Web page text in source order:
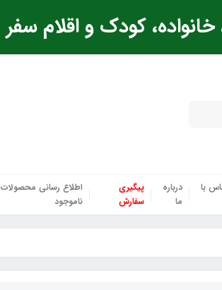
کودک و اقلام سفر
با
درباره
ما
پیگیری
سفارش
اطلاع رسانی محصولات
ناموجود